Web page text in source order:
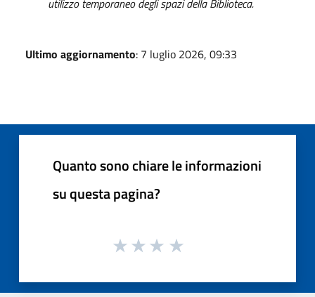
Ultimo aggiornamento: 7 luglio 2026, 09:33
Quanto sono chiare le informazioni
su questa pagina?